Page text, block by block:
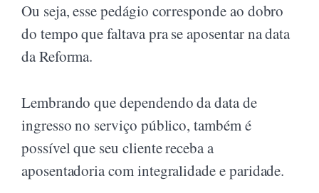
Ou seja, esse pedágio corresponde ao dobro
do tempo que faltava pra se aposentar na data
da Reforma.
Lembrando que dependendo da data de
ingresso no serviço público, também é
possível que seu cliente receba a
aposentadoria com integralidade e paridade.